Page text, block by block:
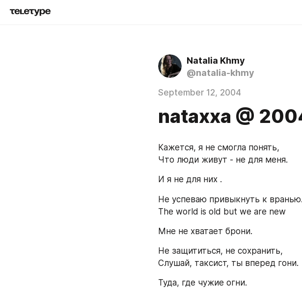
Natalia Khmy
@natalia-khmy
September 12, 2004
nataxxa @
Кажется, я не смогла понять,
Что люди живут - не для меня.
И я не для них .
Не успеваю привыкнуть к вранью.
The world is old but we are new
Мне не хватает брони.
Не защититься, не сохранить,
Слушай, таксист, ты вперед гони.
Туда, где чужие огни.